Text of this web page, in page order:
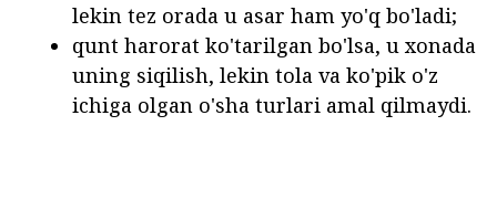
lekin tez orada u asar ham yo'q bo'ladi;
qunt harorat ko'tarilgan bo'lsa, u xonada
uning siqilish, lekin tola va ko'pik o'z
ichiga olgan o'sha turlari amal qilmaydi.